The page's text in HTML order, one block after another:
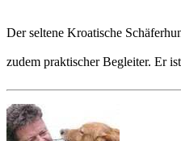
Der seltene Kroatische
zudem praktischer Begleiter. Er